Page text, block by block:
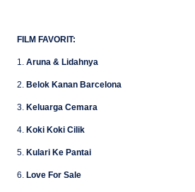
FILM FAVORIT:
1. Aruna & Lidahnya
2. Belok Kanan Barcelona
3. Keluarga Cemara
4. Koki Koki Cilik
5. Kulari Ke Pantai
6. Love For Sale